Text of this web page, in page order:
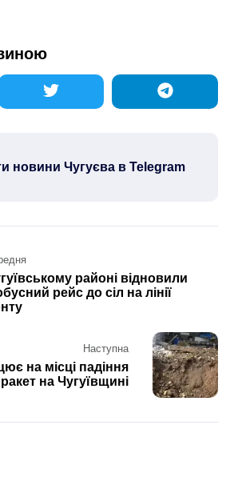
новини Чугуєва в Telegram
районі відновили
рейс до сіл на лінії
Наступна
на місці падіння
ракет на Чугуївщині